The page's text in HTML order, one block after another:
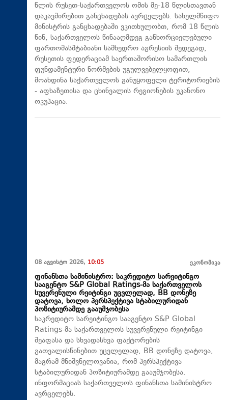
წლის რუსეთ-საქართველოს ომის მე-18 წლისთავთან
დაკავშირებით განცხადებას ავრცელებს. სახელმწიფო
მინისტრის განცხადებაში ვკითხულობთ, რომ 18 წლის
წინ, საქართველოს წინააღმდეგ განხორციელებული
ფართომასშტაბიანი სამხედრო აგრესიის შედეგად,
რუსეთის ფედერაციამ საერთაშორისო სამართლის
ფუნდამენტური ნორმების უგულვებელყოფით,
მოახდინა საქართველოს განუყოფელი ტერიტორიების
- აფხაზეთისა და ცხინვალის რეგიონების უკანონო
ოკუპაცია.
08 აგვისტო 2026, 10:05 ეკონომიკა
ფინანსთა სამინისტრო: საკრედიტო სარეიტინგო
სააგენტო S&P Global Ratings-მა საქართველოს
სუვერენული რეიტინგი უცვლელად, BB დონეზე
დატოვა, ხოლო პერსპექტივა სტაბილურიდან
პოზიტიურამდე გააუმჯობესა
საკრედიტო სარეიტინგო სააგენტო S&P Global
Ratings-მა საქართველოს სუვერენული რეიტინგი
შეაფასა და სხვადასხვა ფაქტორების
გათვალისწინებით უცვლელად, BB დონეზე დატოვა,
მაგრამ მნიშვნელოვანია, რომ პერსპექტივა
სტაბილურიდან პოზიტიურამდე გააუმჯობესა.
ინფორმაციას საქართველოს ფინანსთა სამინისტრო
ავრცელებს.